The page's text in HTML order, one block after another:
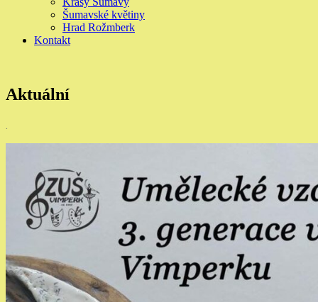
Šumavské květiny
Hrad Rožmberk
Kontakt
Aktuální